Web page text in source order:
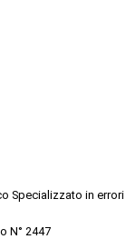
Specializzato in errori
N° 2447